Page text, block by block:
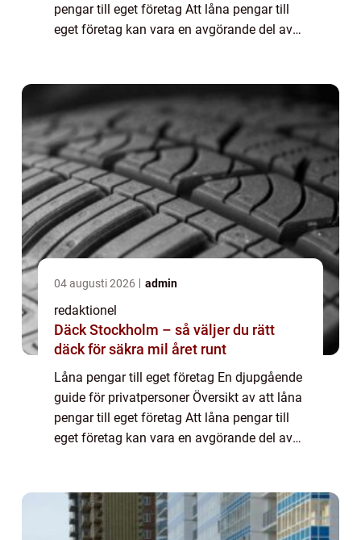
pengar till eget företag Att låna pengar till
eget företag kan vara en avgörande del av
04 augusti 2026 admin
redaktionel
Däck Stockholm – så väljer du rätt
däck för säkra mil året runt
Låna pengar till eget företag En djupgående
guide för privatpersoner Översikt av att låna
pengar till eget företag Att låna pengar till
eget företag kan vara en avgörande del av